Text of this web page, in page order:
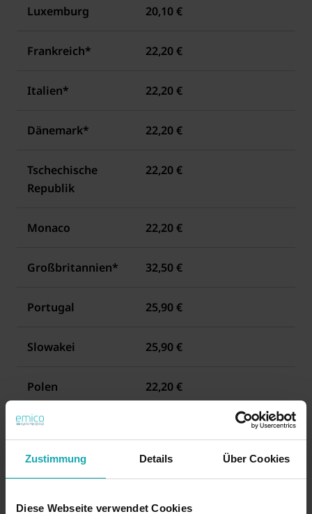
Zustimmung Details Über Cookies
Diese Webseite verwendet Cookies
Luxemburg 20,10 €
Frankreich* 22,20 €
Italien* 22,20 €
Dänemark* 22,20 €
Tschechische
Republik
22,20 €
Monaco 22,20 €
Großbritannien* 32,50 €
Portugal 25,90 €
Slowakei 25,90 €
Polen 22,20 €
Slowenien
Ungarn 25,90 €
Schweden 25,90 €